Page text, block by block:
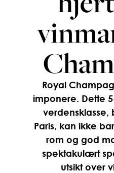
Royal
imponere. Dette
verdensklasse,
Paris, kan ikke
rom og god
spektakulært
utsikt over